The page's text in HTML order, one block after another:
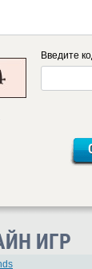
Введите
ИГР